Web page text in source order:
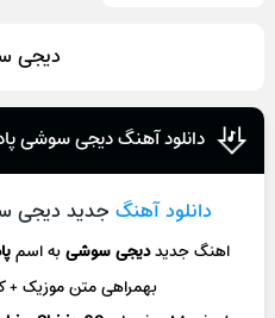
دیجی
دانلود آهنگ دیجی سوشی
دانلود آهنگ جدید دیجی
اهنگ جدیددیجی سوشیبه اسم
بهمراهی متن موزیک + کیفیت